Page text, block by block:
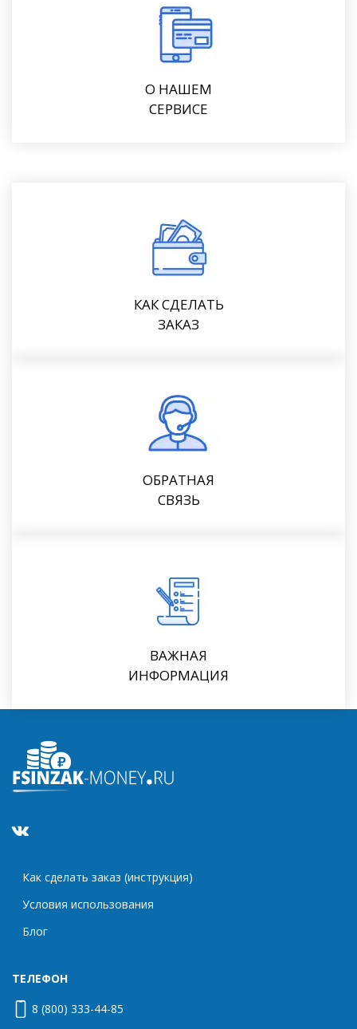
О НАШЕМ
СЕРВИСЕ
КАК СДЕЛАТЬ
ЗАКАЗ
ОБРАТНАЯ
СВЯЗЬ
ВАЖНАЯ
ИНФОРМАЦИЯ
Как сделать заказ (инструкция)
Условия использования
Блог
ТЕЛЕФОН
8 (800) 333-44-85